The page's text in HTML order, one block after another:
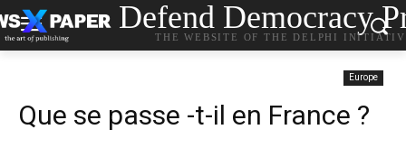
Defend Democracy
THE WEBSITE OF THE DELPHI
Europe
Que se passe -t-il en France ?